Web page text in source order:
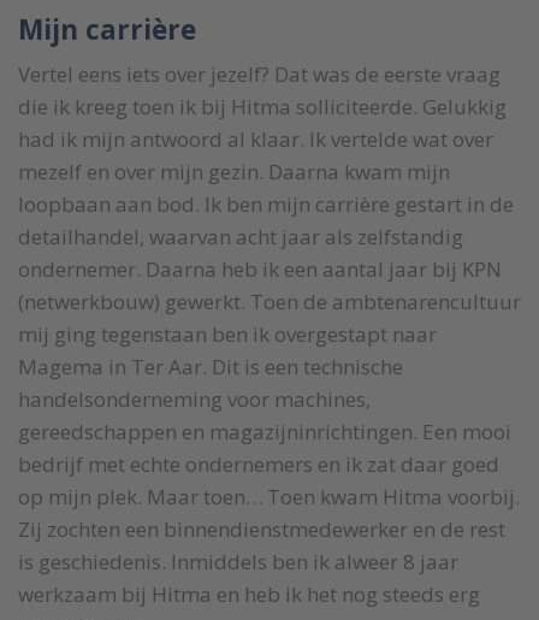
Mijn carrière
Vertel eens iets over jezelf? Dat was de eerste vraag
die ik kreeg toen ik bij Hitma solliciteerde. Gelukkig
had ik mijn antwoord al klaar. Ik vertelde wat over
mezelf en over mijn gezin. Daarna kwam mijn
loopbaan aan bod. Ik ben mijn carrière gestart in de
detailhandel, waarvan acht jaar als zelfstandig
ondernemer. Daarna heb ik een aantal jaar bij KPN
(netwerkbouw) gewerkt. Toen de ambtenarencultuur
mij ging tegenstaan ben ik overgestapt naar
Magema in Ter Aar. Dit is een technische
handelsonderneming voor machines,
gereedschappen en magazijninrichtingen. Een mooi
bedrijf met echte ondernemers en ik zat daar goed
op mijn plek. Maar toen… Toen kwam Hitma voorbij.
Zij zochten een binnendienstmedewerker en de rest
is geschiedenis. Inmiddels ben ik alweer 8 jaar
werkzaam bij Hitma en heb ik het nog steeds erg